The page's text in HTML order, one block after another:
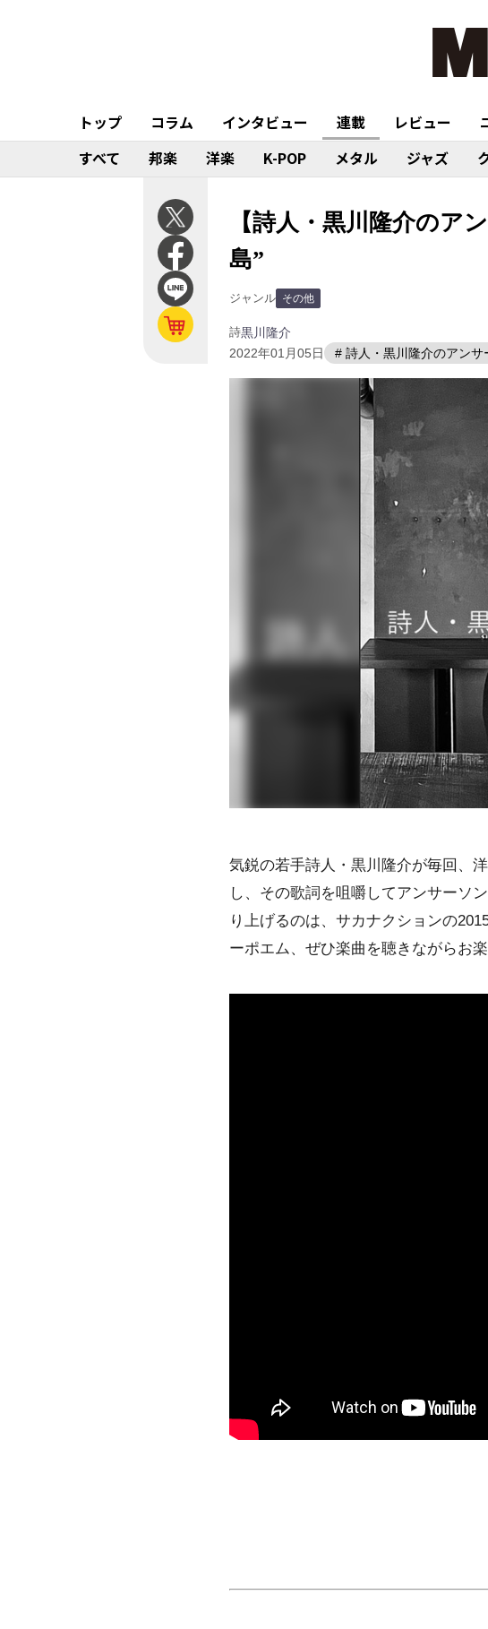
トップ コラム インタビュー 連載 レビュー
すべて
邦楽 洋楽 K-POP メタル ジャズ
【詩人・黒川隆介の
島”
ジャンル その他
詩黒川隆介
2022年01月05日
# 詩人・黒川隆介のアンサ
気鋭の若手詩人・黒川隆介が毎回、
し、その歌詞を咀嚼してアンサーソ
り上げるのは、サカナクションの
ーポエム、ぜひ楽曲を聴きながらお